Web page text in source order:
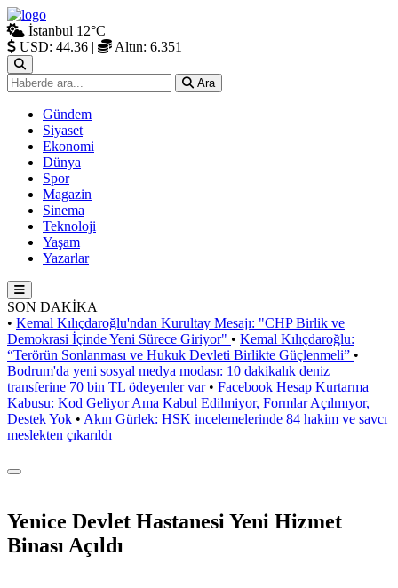
İstanbul 12°C
USD: 44.36 | Altın: 6.351
Ara
Gündem
Siyaset
Ekonomi
Dünya
Spor
Magazin
Sinema
Teknoloji
Yaşam
Yazarlar
SON DAKİKA
• Kemal Kılıçdaroğlu'ndan Kurultay Mesajı: "CHP Birlik ve
Demokrasi İçinde Yeni Sürece Giriyor" • Kemal Kılıçdaroğlu:
“Terörün Sonlanması ve Hukuk Devleti Birlikte Güçlenmeli” •
Bodrum'da yeni sosyal medya modası: 10 dakikalık deniz
transferine 70 bin TL ödeyenler var • Facebook Hesap Kurtarma
Kabusu: Kod Geliyor Ama Kabul Edilmiyor, Formlar Açılmıyor,
Destek Yok • Akın Gürlek: HSK incelemelerinde 84 hakim ve savcı
meslekten çıkarıldı
Yenice Devlet Hastanesi Yeni Hizmet
Binası Açıldı